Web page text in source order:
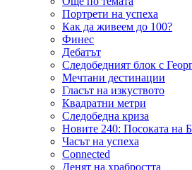
Портрети на успеха
Как да живеем до 100?
Финес
Дебатът
Следобедният блок с
Мечтани дестинации
Гласът на изкуството
Квадратни метри
Следобедна криза
Новите 240: Посоката на
Часът на успеха
Connected
Денят на храбростта